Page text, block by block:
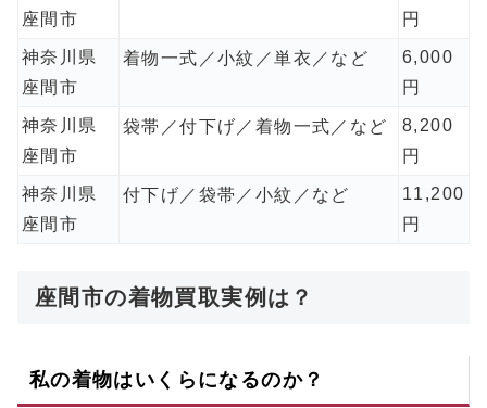
座間市
円
神奈川県
座間市
着物一式／小紋／単衣／など
6,000
円
神奈川県
座間市
袋帯／付下げ／着物一式／など
8,200
円
神奈川県
座間市
付下げ／袋帯／小紋／など
11,200
円
座間市の着物買取実例は？
私の着物はいくらになるのか？